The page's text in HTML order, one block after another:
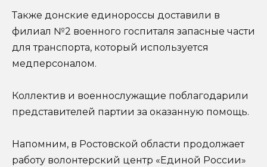
Также донские единороссы доставили в
филиал №2 военного госпиталя запасные части
для транспорта, который используется
медперсоналом.
Коллектив и военнослужащие поблагодарили
представителей партии за оказанную помощь.
Напомним, в Ростовской области продолжает
работу волонтерский центр «Единой России»